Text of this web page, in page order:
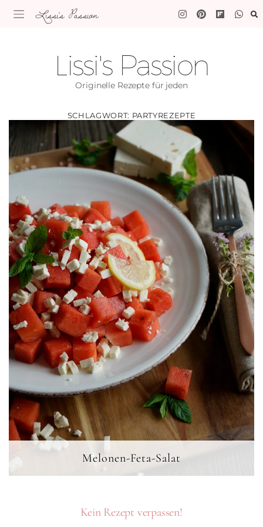
Lissi's Passion
Lissi's Passion
Originelle Rezepte für jeden
SCHLAGWORT: PARTYREZEPTE
Melonen-Feta-Salat
Kein Rezept verpassen!